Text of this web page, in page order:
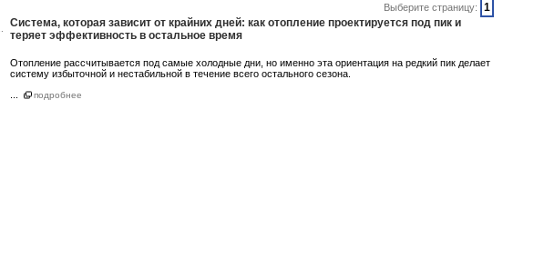
Выберите страницу: 1
Система, которая зависит от крайних дней: как отопление проектируется под пик и
теряет эффективность в остальное время
Отопление рассчитывается под самые холодные дни, но именно эта ориентация на редкий пик делает
систему избыточной и нестабильной в течение всего остального сезона.
подробнее